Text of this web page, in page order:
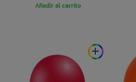
Añadir al carrito
add